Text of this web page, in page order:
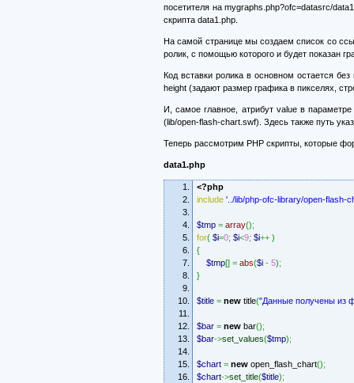
посетителя на mygraphs.php?ofc=datasrc/
скрипта data1.php.
На самой странице мы создаем список со
ролик, с помощью которого и будет показан
Код вставки ролика в основном остается
height (задают размер графика в пикселях,
И, самое главное, атрибут value в
(lib/open-flash-chart.swf). Здесь также путь
Теперь рассмотрим PHP скрипты, которые
data1.php
<?php
include '../lib/php-ofc-library/open-flash-
$tmp = array();
for( $i=0; $i<9; $i++ )
{
$tmp[] = abs($i - 5);
}
$title = new title("Данные получены из
$bar = new bar();
$bar->set_values($tmp);
$chart = new open_flash_chart();
$chart->set_title($title);